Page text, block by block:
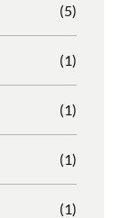
(5)
(1)
(1)
(1)
(1)